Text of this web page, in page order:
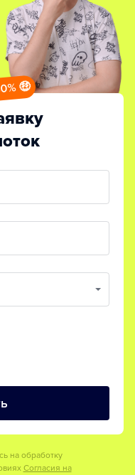
🤑
на обработку
Согласия на